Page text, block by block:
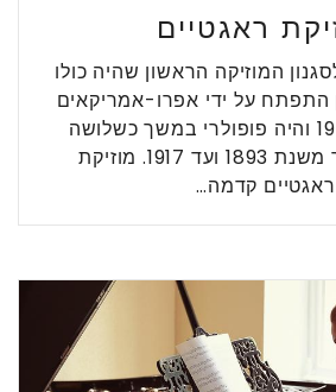
ראגטיים
המוזיקה הראשון שהיה כולו
התפתח על ידי אפרו-אמריקאים
בסוף המאה ה 19 והיה פופולרי במשך כשלושה
עשורים, בערך משנת 1893 ועד 1917. מוזיקת
ראגטיים קדמה…